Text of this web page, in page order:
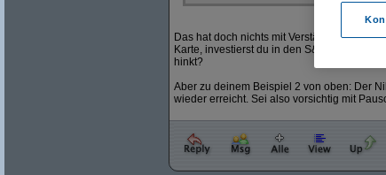
Das hat doch nichts mit Verständnis zu
Karte, investierst du in den S&P500 eben
hinkt?
Aber zu deinem Beispiel 2 von oben: Der
wieder erreicht. Sei also vorsichtig mit